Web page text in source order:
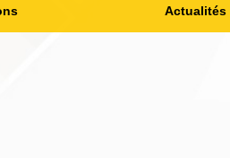
Actualités